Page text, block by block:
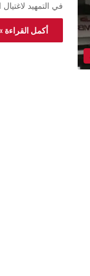
في التمهيد
أكمل القراءة